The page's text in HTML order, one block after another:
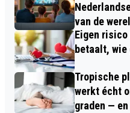
van de
Eigen
betaalt,
Tropische
werkt écht
graden —